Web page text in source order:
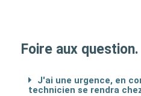
Foire aux question.
J'ai une urgence, en
technicien se rendra